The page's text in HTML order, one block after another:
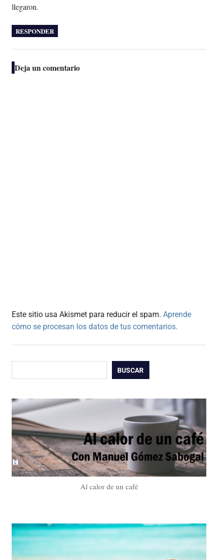
llegaron.
RESPONDER
Deja un comentario
Este sitio usa Akismet para reducir el spam. Aprende
cómo se procesan los datos de tus comentarios.
BUSCAR
Al calor de un café